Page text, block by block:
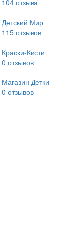
104отзыва
Детский Мир
115отзывов
Краски-Кисти
0 отзывов
Магазин Детки
0 отзывов